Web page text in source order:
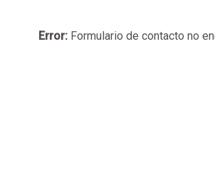
Error: Formulario de contacto no